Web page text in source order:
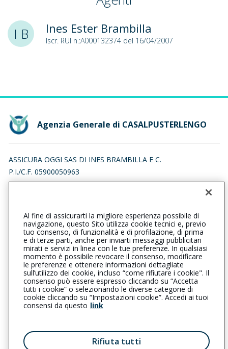
I B
Ines Ester Brambilla
Iscr. RUI n.:A000132374 del 16/04/2007
Agenzia Generale di CASALPUSTERLENGO
ASSICURA OGGI SAS DI INES BRAMBILLA E C.
P.I./C.F. 05900050963
VIALE EMILIA 3, 26841 CASALPUSTERLENGO (LO)
0377833239 0377802898
casalpusterlengo@cattolica.it
assicuraoggi@pec.it
L’intermediario è soggetto al controllo dell’IVASS. Consulta il
Registro RUI al seguentelink
Privacy | Cookie |
Il Gruppo Generali
Al fine di assicurarti la migliore esperienza possibile di
navigazione, questo Sito utilizza cookie tecnici e, previo
tuo consenso, di funzionalità e di profilazione, di prima
e di terze parti, anche per inviarti messaggi pubblicitari
mirati e servizi in linea con le tue preferenze. In qualsiasi
momento è possibile revocare il consenso, modificare
le preferenze e ottenere informazioni dettagliate
sull’utilizzo dei cookie, incluso “come rifiutare i cookie". Il
consenso può essere espresso cliccando su “Accetta
tutti i cookie” o selezionando le diverse categorie di
cookie cliccando su “Impostazioni cookie”. Accedi ai tuoi
consensi da questo link
Rifiuta tutti